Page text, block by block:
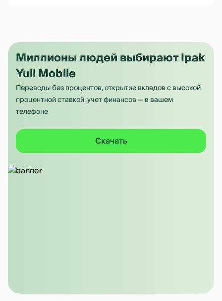
Миллионы людей выбирают Ipak
Yuli Mobile
Переводы без процентов, открытие вкладов с высокой
процентной ставкой, учет финансов — в вашем
телефоне
Скачать